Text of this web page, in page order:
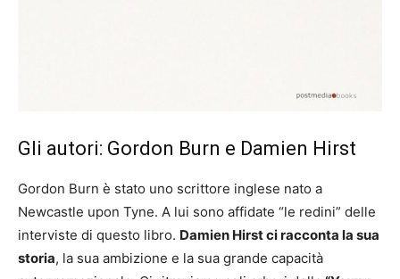
Gli autori: Gordon Burn e Damien Hirst
Gordon Burn è stato uno scrittore inglese nato a
Newcastle upon Tyne. A lui sono affidate “le redini” delle
interviste di questo libro. Damien Hirst ci racconta la sua
storia, la sua ambizione e la sua grande capacità